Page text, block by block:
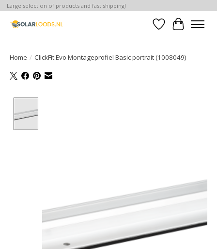
Large selection of products and fast shipping!
Verlanglijst
Home / ClickFit Evo Montageprofiel Basic portrait (1008049)